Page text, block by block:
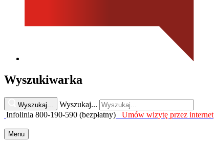
Wyszukiwarka
Wyszukaj...
Wyszukaj...
Infolinia 800-190-590 (bezpłatny)
Umów wizytę przez internet
Menu